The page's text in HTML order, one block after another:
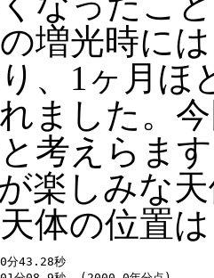
増光時に
、1ヶ月ほ
ました。
考えらま
楽しみな
体の位置は
分43.28秒